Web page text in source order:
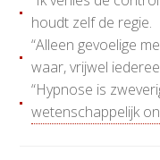
houdt zelf de regie.
“Alleen gevoelige
waar, vrijwel
“Hypnose is
wetenschappelijk